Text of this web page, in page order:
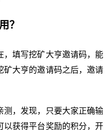
？
，填写挖矿大亨邀请码，能
矿大亨的邀请码之后，邀请
测，发现，只要大家正确输
以获得平台奖励的积分，开